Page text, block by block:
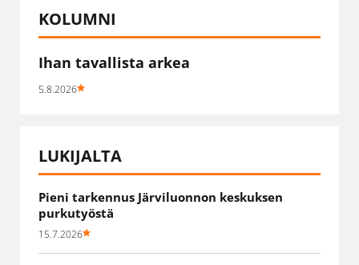
KOLUMNI
Ihan tavallista arkea
5.8.2026
LUKIJALTA
Pieni tarkennus Järviluonnon keskuksen
purkutyöstä
15.7.2026